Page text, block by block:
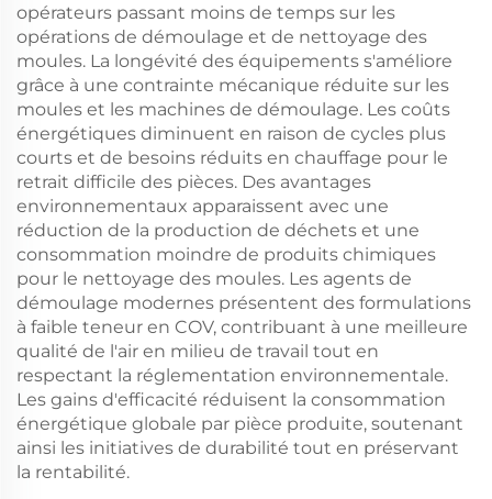
opérateurs passant moins de temps sur les
opérations de démoulage et de nettoyage des
moules. La longévité des équipements s'améliore
grâce à une contrainte mécanique réduite sur les
moules et les machines de démoulage. Les coûts
énergétiques diminuent en raison de cycles plus
courts et de besoins réduits en chauffage pour le
retrait difficile des pièces. Des avantages
environnementaux apparaissent avec une
réduction de la production de déchets et une
consommation moindre de produits chimiques
pour le nettoyage des moules. Les agents de
démoulage modernes présentent des formulations
à faible teneur en COV, contribuant à une meilleure
qualité de l'air en milieu de travail tout en
respectant la réglementation environnementale.
Les gains d'efficacité réduisent la consommation
énergétique globale par pièce produite, soutenant
ainsi les initiatives de durabilité tout en préservant
la rentabilité.